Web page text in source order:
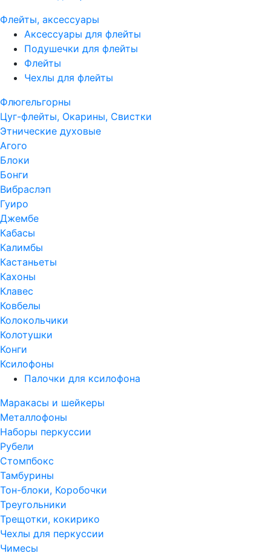
Флейты, аксессуары
Аксессуары для флейты
Подушечки для флейты
Флейты
Чехлы для флейты
Флюгельгорны
Цуг-флейты, Окарины, Свистки
Этнические духовые
Агого
Блоки
Бонги
Вибраслэп
Гуиро
Джембе
Кабасы
Калимбы
Кастаньеты
Кахоны
Клавес
Ковбелы
Колокольчики
Колотушки
Конги
Ксилофоны
Палочки для ксилофона
Маракасы и шейкеры
Металлофоны
Наборы перкуссии
Рубели
Стомпбокс
Тамбурины
Тон-блоки, Коробочки
Треугольники
Трещотки, кокирико
Чехлы для перкуссии
Чимесы